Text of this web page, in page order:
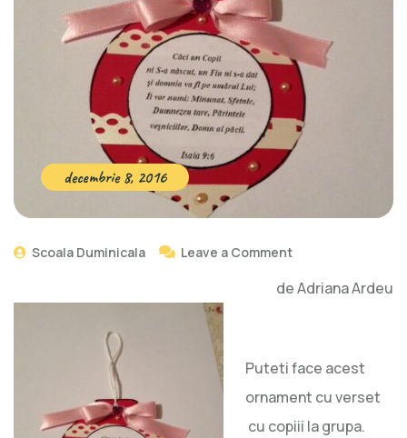
decembrie 8, 2016
Scoala Duminicala Leave a Comment
de Adriana Ardeu
Puteti face acest
ornament cu verset
cu copiii la grupa.